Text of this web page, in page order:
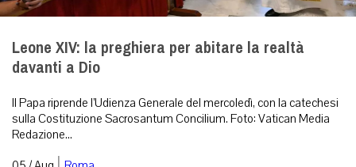
Leone XIV: la preghiera per abitare la realtà
davanti a Dio
Il Papa riprende l’Udienza Generale del mercoledì, con la catechesi
sulla Costituzione Sacrosantum Concilium. Foto: Vatican Media
Redazione...